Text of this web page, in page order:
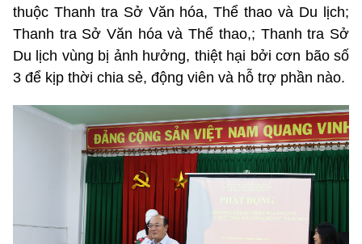
thuộc Thanh tra Sở Văn hóa, Thể thao và Du lịch;
Thanh tra Sở Văn hóa và Thể thao,; Thanh tra Sở
Du lịch vùng bị ảnh hưởng, thiệt hại bởi cơn bão số
3 để kịp thời chia sẻ, động viên và hỗ trợ phần nào.